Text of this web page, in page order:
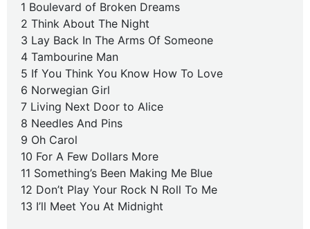
1 Boulevard of Broken Dreams
2 Think About The Night
3 Lay Back In The Arms Of Someone
4 Tambourine Man
5 If You Think You Know How To Love
6 Norwegian Girl
7 Living Next Door to Alice
8 Needles And Pins
9 Oh Carol
10 For A Few Dollars More
11 Something’s Been Making Me Blue
12 Don’t Play Your Rock N Roll To Me
13 I’ll Meet You At Midnight